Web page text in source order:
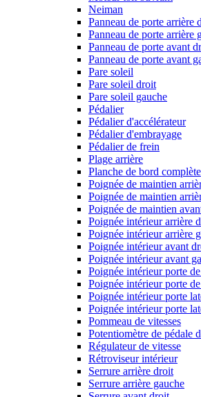
Neiman
Panneau de porte arrière
Panneau de porte arrière
Panneau de porte avant
Panneau de porte avant
Pare soleil
Pare soleil droit
Pare soleil gauche
Pédalier
Pédalier d'accélérateur
Pédalier d'embrayage
Pédalier de frein
Plage arrière
Planche de bord complète
Poignée de maintien
Poignée de maintien
Poignée de maintien
Poignée intérieur arrière
Poignée intérieur arrière
Poignée intérieur avant
Poignée intérieur avant
Poignée intérieur porte
Poignée intérieur porte
Poignée intérieur porte
Poignée intérieur porte
Pommeau de vitesses
Potentiomètre de pédale
Régulateur de vitesse
Rétroviseur intérieur
Serrure arrière droit
Serrure arrière gauche